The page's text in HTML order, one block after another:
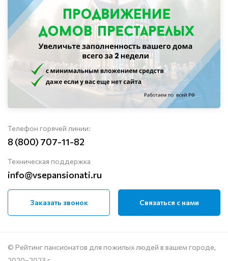
Телефон горячей линии:
8 (800) 707-11-82
Техническая поддержка
info@vsepansionati.ru
Заказать звонок Связаться с нами
© Рейтинг пансионатов для пожилых людей в вашем городе,